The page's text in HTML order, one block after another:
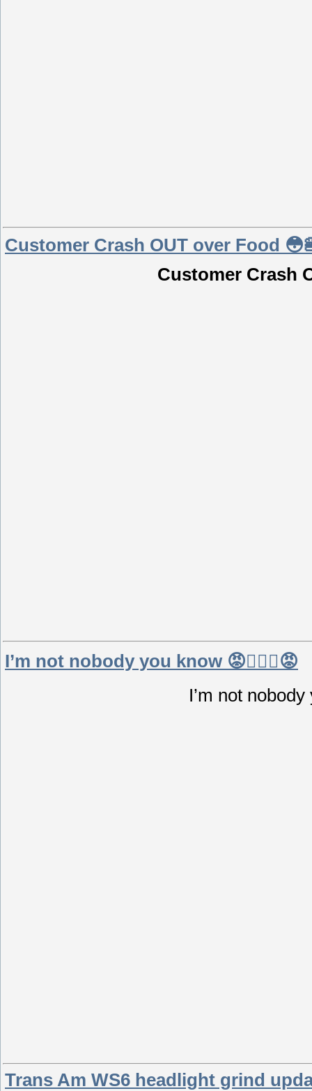
Customer Crash OUT over Food
Customer Crash
I’m not nobody you know 😡🙅🏾‍♂️😡
I’m not
Trans Am WS6 headlight grind